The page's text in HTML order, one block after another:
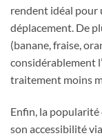
rendent idéal pour
déplacement. De
(banane, fraise,
considérablement
traitement moins
Enfin, la popularité
son accessibilité